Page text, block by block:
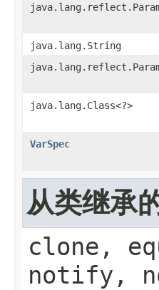
java.lang.String
java.lang.Class<?>
VarSpec
从类继
clone,
notify,